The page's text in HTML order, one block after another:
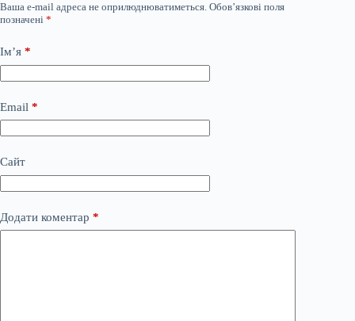
Ваша e-mail адреса не оприлюднюватиметься. Обов’язкові поля
позначені *
Ім’я *
Email *
Сайт
Додати коментар *